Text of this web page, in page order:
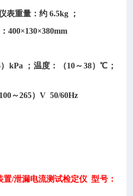
表重量：约 6.5kg ；
400×130×380mm
）kPa ；温度：（10～38）℃；
～265）V 50/60Hz
置/泄漏电流测试检定仪 型号：